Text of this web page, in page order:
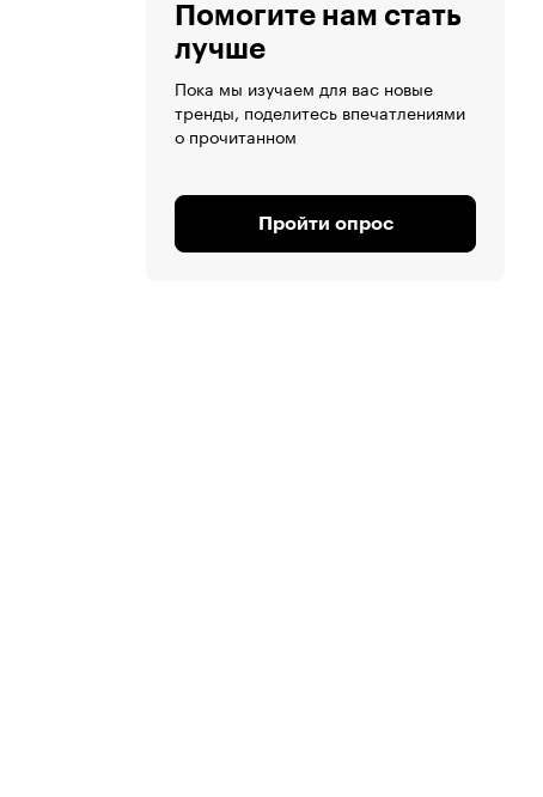
Помогите нам стать
лучше
Пока мы изучаем для вас новые
тренды, поделитесь впечатлениями
о прочитанном
Пройти опрос